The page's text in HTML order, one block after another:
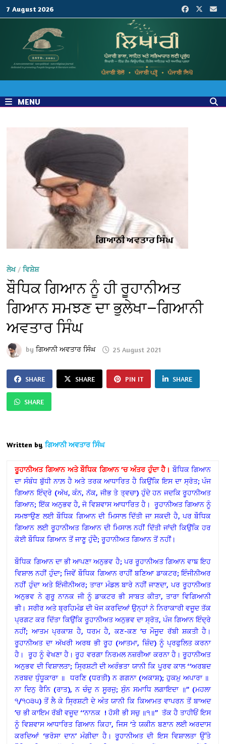
7 August 2026
MENU
ਲੇਖ/ਵਿਸ਼ੇਸ਼
ਬੌਧਿਕ ਗਿਆਨ ਨੂੰ ਹੀ ਰੂਹਾਨੀਅਤ
ਗਿਆਨ ਸਮਝਣ ਦਾ ਭੁਲੇਖਾ—ਗਿਆਨੀ
ਅਵਤਾਰ ਸਿੰਘ
byਗਿਆਨੀ ਅਵਤਾਰ ਸਿੰਘ 25 August 2021
SHARE SHARE PIN IT SHARE
SHARE
Written by ਗਿਆਨੀ ਅਵਤਾਰ ਸਿੰਘ
ਰੂਹਾਨੀਅਤ ਗਿਆਨ ਅਤੇ ਬੌਧਿਕ ਗਿਆਨ ’ਚ ਅੰਤਰ ਹੁੰਦਾ ਹੈ। ਬੌਧਿਕ ਗਿਆਨ
ਦਾ ਸੰਬੰਧ ਬੁੱਧੀ ਨਾਲ਼ ਹੈ ਅਤੇ ਤਰਕ ਆਧਾਰਿਤ ਹੈ ਕਿਉਂਕਿ ਇਸ ਦਾ ਸ੍ਰੋਤ; ਪੰਜ
ਗਿਆਨ ਇੰਦ੍ਰੇ (ਅੱਖ, ਕੰਨ, ਨੱਕ, ਜੀਭ ਤੇ ਤ੍ਵਚਾ) ਹੁੰਦੇ ਹਨ ਜਦਕਿ ਰੂਹਾਨੀਅਤ
ਗਿਆਨ; ਇੱਕ ਅਨੁਭਵ ਹੈ, ਜੋ ਵਿਸ਼ਵਾਸ ਆਧਾਰਿਤ ਹੈ। ਰੂਹਾਨੀਅਤ ਗਿਆਨ ਨੂੰ
ਸਮਝਾਉਣ ਲਈ ਬੌਧਿਕ ਗਿਆਨ ਦੀ ਮਿਸਾਲ ਦਿੱਤੀ ਜਾ ਸਕਦੀ ਹੈ, ਪਰ ਬੌਧਿਕ
ਗਿਆਨ ਲਈ ਰੂਹਾਨੀਅਤ ਗਿਆਨ ਦੀ ਮਿਸਾਲ ਨਹੀਂ ਦਿੱਤੀ ਜਾਂਦੀ ਕਿਉਂਕਿ ਹਰ
ਕੋਈ ਬੌਧਿਕ ਗਿਆਨ ਤੋਂ ਜਾਣੂ ਹੁੰਦੈ; ਰੂਹਾਨੀਅਤ ਗਿਆਨ ਤੋਂ ਨਹੀਂ।
ਬੌਧਿਕ ਗਿਆਨ ਦਾ ਭੀ ਆਪਣਾ ਅਨੁਭਵ ਹੈ; ਪਰ ਰੂਹਾਨੀਅਤ ਗਿਆਨ ਵਾਙ ਇਹ
ਵਿਸ਼ਾਲ ਨਹੀਂ ਹੁੰਦਾ; ਜਿਵੇਂ ਬੌਧਿਕ ਗਿਆਨ ਰਾਹੀਂ ਬਣਿਆ ਡਾਕਟਰ; ਇੰਜੀਨੀਅਰ
ਨਹੀਂ ਹੁੰਦਾ ਅਤੇ ਇੰਜੀਨੀਅਰ; ਤਾਰਾ ਮੰਡਲ ਬਾਰੇ ਨਹੀਂ ਜਾਣਦਾ, ਪਰ ਰੂਹਾਨੀਅਤ
ਅਨੁਭਵ ਨੇ ਗੁਰੂ ਨਾਨਕ ਜੀ ਨੂੰ ਡਾਕਟਰ ਭੀ ਸਾਬਤ ਕੀਤਾ, ਤਾਰਾ ਵਿਗਿਆਨੀ
ਭੀ। ਸਰੀਰ ਅਤੇ ਬ੍ਰਹਿਮੰਡ ਦੀ ਖੋਜ ਕਰਦਿਆਂ ਉਨ੍ਹਾਂ ਨੇ ਨਿਰਾਕਾਰੀ ਵਜੂਦ ਤੱਕ
ਪ੍ਰਗਟ ਕਰ ਦਿੱਤਾ ਕਿਉਂਕਿ ਰੂਹਾਨੀਅਤ ਅਨੁਭਵ ਦਾ ਸ੍ਰੋਤ, ਪੰਜ ਗਿਆਨ ਇੰਦ੍ਰੇ
ਨਹੀਂ; ਆਤਮ ਪ੍ਰਕਾਸ਼ ਹੈ, ਧਰਮ ਹੈ, ਕਣ-ਕਣ ’ਚ ਮੌਜੂਦ ਰੱਬੀ ਸ਼ਕਤੀ ਹੈ।
ਰੂਹਾਨੀਅਤ ਦਾ ਅੱਖਰੀ ਅਰਥ ਭੀ ਰੂਹ (ਆਤਮਾ, ਜ਼ਿੰਦ) ਨੂੰ ਪ੍ਰਫੁਲਿਤ ਕਰਨਾ
ਹੈ। ਰੂਹ ਨੂੰ ਵੇਖਣਾ ਹੈ। ਰੂਹ ਵਰਗਾ ਨਿਰਮਲ ਨਜ਼ਰੀਆ ਕਰਨਾ ਹੈ। ਰੂਹਾਨੀਅਤ
ਅਨੁਭਵ ਦੀ ਵਿਸ਼ਾਲਤਾ; ਸ੍ਰਿਸ਼ਟੀ ਦੀ ਅਰੰਭਤਾ ਯਾਨੀ ਕਿ ਪੂਰਵ ਕਾਲ ‘‘ਅਰਬਦ
ਨਰਬਦ ਧੁੰਧੂਕਾਰਾ ॥ ਧਰਣਿ (ਧਰਤੀ) ਨ ਗਗਨਾ (ਅਕਾਸ਼); ਹੁਕਮੁ ਅਪਾਰਾ ॥
ਨਾ ਦਿਨੁ ਰੈਨਿ (ਰਾਤ), ਨ ਚੰਦੁ ਨ ਸੂਰਜੁ; ਸੁੰਨ ਸਮਾਧਿ ਲਗਾਇਦਾ ॥’’ (ਮਹਲਾ
੧/੧੦੩੫) ਤੋਂ ਲੈ ਕੇ ਸ੍ਰਿਸ਼ਟੀ ਦੇ ਅੰਤ ਯਾਨੀ ਕਿ ਕਿਆਮਤ ਵਾਪਰਨ ਤੋਂ ਬਾਅਦ
’ਚ ਭੀ ਕਾਇਮ ਰੱਬੀ ਵਜੂਦ ‘‘ਨਾਨਕ ! ਹੋਸੀ ਭੀ ਸਚੁ ॥੧॥’’ ਤੱਕ ਹੈ ਤਾਹੀਓਂ ਇਸ
ਨੂੰ ਵਿਸ਼ਵਾਸ ਆਧਾਰਿਤ ਗਿਆਨ ਕਿਹਾ, ਜਿਸ ’ਤੇ ਯਕੀਨ ਬਣਾਨ ਲਈ ਅਰਦਾਸ
ਕਰਦਿਆਂ ‘ਭਰੋਸਾ ਦਾਨ’ ਮੰਗੀਦਾ ਹੈ। ਰੂਹਾਨੀਅਤ ਦੀ ਇਸ ਵਿਸ਼ਾਲਤਾ ਉੱਤੇ